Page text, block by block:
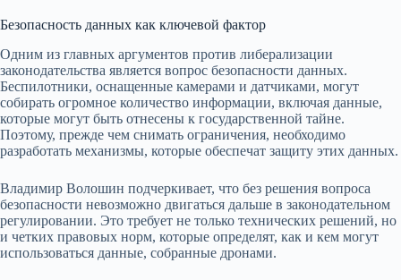
Безопасность данных как ключевой фактор
Одним из главных аргументов против либерализации
законодательства является вопрос безопасности данных.
Беспилотники, оснащенные камерами и датчиками, могут
собирать огромное количество информации, включая данные,
которые могут быть отнесены к государственной тайне.
Поэтому, прежде чем снимать ограничения, необходимо
разработать механизмы, которые обеспечат защиту этих данных.
Владимир Волошин подчеркивает, что без решения вопроса
безопасности невозможно двигаться дальше в законодательном
регулировании. Это требует не только технических решений, но
и четких правовых норм, которые определят, как и кем могут
использоваться данные, собранные дронами.